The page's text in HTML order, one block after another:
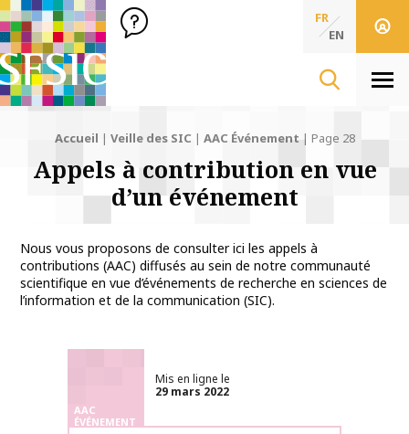
SFSIC Société Française des Sciences de l'Information & de
Société Française des Sciences
de l'Information
FR
EN
Accueil | Veille des SIC | AAC Événement| Page 28
Appels à contribution en vue
d’un événement
Nous vous proposons de consulter ici les appels à
contributions (AAC) diffusés au sein de notre communauté
scientifique en vue d’événements de recherche en sciences de
l’information et de la communication (SIC).
AAC
ÉVÉNEMENT
Mis en ligne le
29 mars 2022